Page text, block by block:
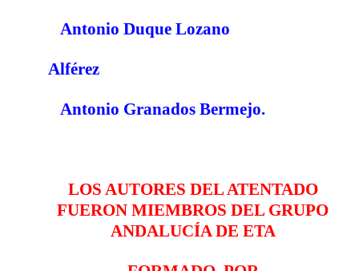
Antonio Duque Lozano
Alférez
Antonio Granados Bermejo.
LOS AUTORES DEL ATENTADO
FUERON MIEMBROS DEL GRUPO
ANDALUCÍA DE ETA